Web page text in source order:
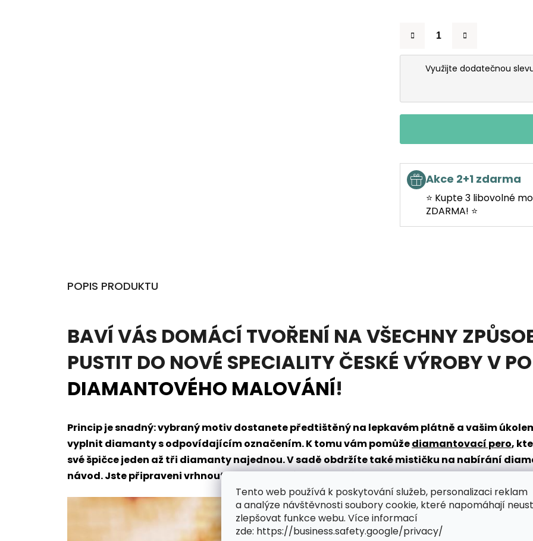
Tento web používá k poskytování služeb, personalizaci reklam
a analýze návštěvnosti soubory cookie, které napomáhají
zlepšovat funkce webu. Více informací
zde: https://business.safety.google/privacy/
Využijte dodatečnou
Akce 2+1 zdarma
⭐ Kupte 3 libovolné
ZDARMA! ⭐
POPIS PRODUKTU
BAVÍ VÁS DOMÁCÍ TVOŘENÍ NA VŠECHNY
PUSTIT DO NOVÉ SPECIALITY ČESKÉ VÝROBY V
DIAMANTOVÉHO MALOVÁNÍ!
Princip je snadný: vybraný motiv dostanete předtištěný na lepkavém plátně a vašim
vyplnit diamanty s odpovídajícím označením. K tomu vám pomůžediamantovací pero,
své špičce jeden až tři diamanty najednou. V sadě obdržíte také mističku na nabírání
návod. Jste připraveni vrhnout se do třpytivého světa zábavy?